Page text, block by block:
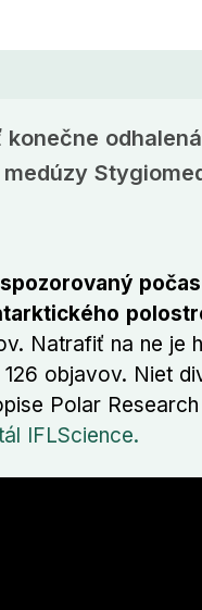
Natrafiť na ne je
objavov. Niet
Polar
IFLScience.